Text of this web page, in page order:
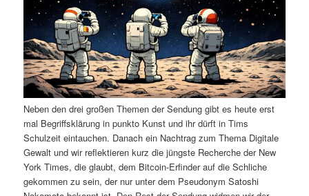
I
n
h
a
l
t
e
n
I
n
h
a
Neben den drei großen Themen der Sendung gibt es heute erst
mal Begriffsklärung in punkto Kunst und ihr dürft in Tims
Schulzeit eintauchen. Danach ein Nachtrag zum Thema Digitale
Gewalt und wir reflektieren kurz die jüngste Recherche der New
York Times, die glaubt, dem Bitcoin-Erfinder auf die Schliche
gekommen zu sein, der nur unter dem Pseudonym Satoshi